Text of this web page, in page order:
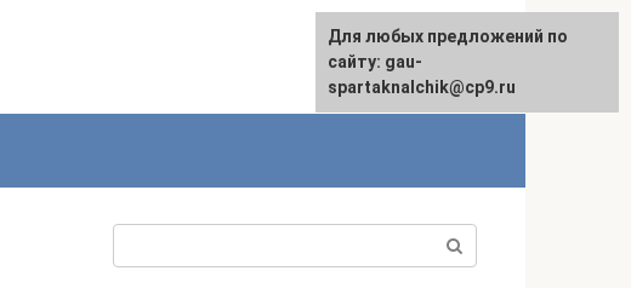
Для любых предложений по
сайту: gau-
spartaknalchik@cp9.ru